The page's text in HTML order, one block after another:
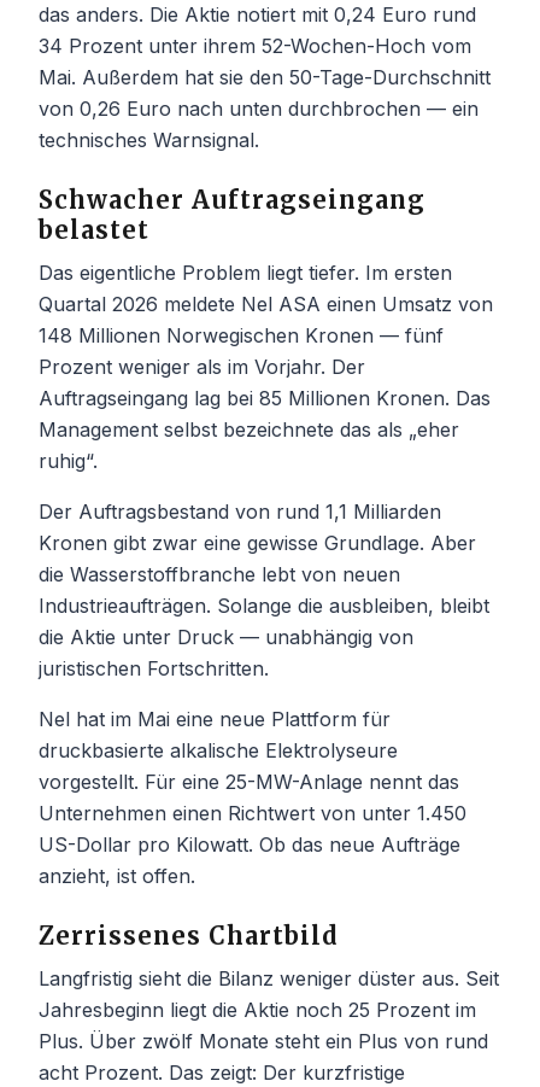
das anders. Die Aktie notiert mit 0,24 Euro rund
34 Prozent unter ihrem 52-Wochen-Hoch vom
Mai. Außerdem hat sie den 50-Tage-Durchschnitt
von 0,26 Euro nach unten durchbrochen — ein
technisches Warnsignal.
Schwacher Auftragseingang
belastet
Das eigentliche Problem liegt tiefer. Im ersten
Quartal 2026 meldete Nel ASA einen Umsatz von
148 Millionen Norwegischen Kronen — fünf
Prozent weniger als im Vorjahr. Der
Auftragseingang lag bei 85 Millionen Kronen. Das
Management selbst bezeichnete das als „eher
ruhig“.
Der Auftragsbestand von rund 1,1 Milliarden
Kronen gibt zwar eine gewisse Grundlage. Aber
die Wasserstoffbranche lebt von neuen
Industrieaufträgen. Solange die ausbleiben, bleibt
die Aktie unter Druck — unabhängig von
juristischen Fortschritten.
Nel hat im Mai eine neue Plattform für
druckbasierte alkalische Elektrolyseure
vorgestellt. Für eine 25-MW-Anlage nennt das
Unternehmen einen Richtwert von unter 1.450
US-Dollar pro Kilowatt. Ob das neue Aufträge
anzieht, ist offen.
Zerrissenes Chartbild
Langfristig sieht die Bilanz weniger düster aus. Seit
Jahresbeginn liegt die Aktie noch 25 Prozent im
Plus. Über zwölf Monate steht ein Plus von rund
acht Prozent. Das zeigt: Der kurzfristige